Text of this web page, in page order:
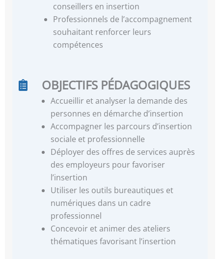
conseillers en insertion
Professionnels de l’accompagnement
souhaitant renforcer leurs
compétences
OBJECTIFS PÉDAGOGIQUES
Accueillir et analyser la demande des
personnes en démarche d’insertion
Accompagner les parcours d’insertion
sociale et professionnelle
Déployer des offres de services auprès
des employeurs pour favoriser
l’insertion
Utiliser les outils bureautiques et
numériques dans un cadre
professionnel
Concevoir et animer des ateliers
thématiques favorisant l’insertion